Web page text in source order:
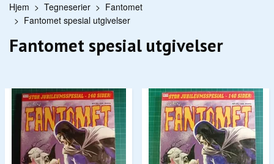
Hjem Tegneserier
Fantomet
Fantomet spesial utgivelser
Fantomet spesial utgivelser